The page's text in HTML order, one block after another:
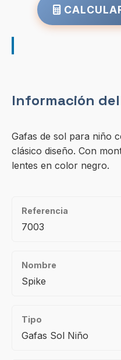
Información
Gafas de sol para niño
clásico diseño. Con
lentes en color negro.
Referencia
7003
Nombre
Spike
Tipo
Gafas Sol Niño